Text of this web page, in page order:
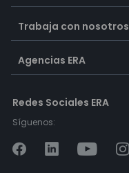
Trabaja con nosotros
Agencias ERA
Redes Sociales ERA
Síguenos: